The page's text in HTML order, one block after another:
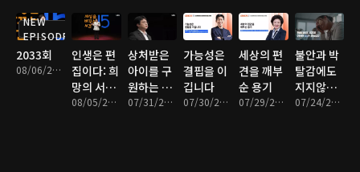
NEW
EPISODE
2033회
08/06/2026 • 17분
인생은 편
집이다: 희
망의 서사
다시 쓰기
08/05/2026 • 16분
상처받은
아이를 구
원하는 어
른의 기술
07/31/2026 • 16분
가능성은
결핍을 이
깁니다
07/30/2026 • 17분
세상의 편
견을 깨부
순 용기
07/29/2026 • 16분
불안과 박
탈감에도
지지않는
마음 관리
07/24/2026 • 17분